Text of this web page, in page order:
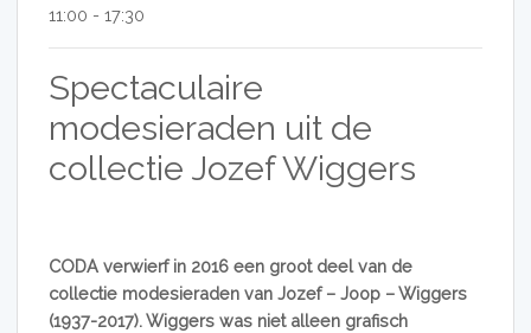
11:00 - 17:30
Spectaculaire
modesieraden uit de
collectie Jozef Wiggers
CODA verwierf in 2016 een groot deel van de
collectie modesieraden van Jozef – Joop – Wiggers
(1937-2017). Wiggers was niet alleen grafisch